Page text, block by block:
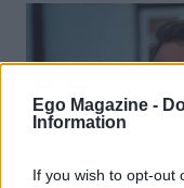
Ego Magazine -
Information
If you wish to opt-out